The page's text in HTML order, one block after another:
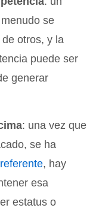
se
otros, y la
puede ser
generar
: una vez que
se ha
referente, hay
esa
estatus o